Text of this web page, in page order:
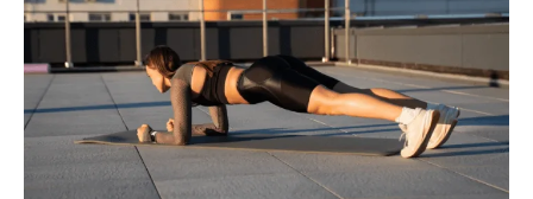
Orci varius natoque dolor
YEARLY PRICING MONTHLY PRICING